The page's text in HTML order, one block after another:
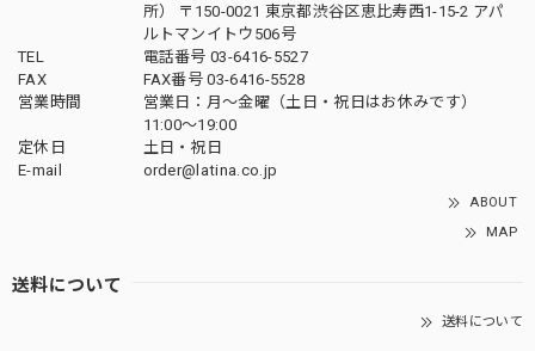
所） 〒150-0021 東京都渋谷区恵比寿西1-15-2 アパ
ルトマンイトウ506号
TEL
電話番号 03-6416-5527
FAX
FAX番号 03-6416-5528
営業時間
営業日：月〜金曜（土日・祝日はお休みです）
11:00〜19:00
定休日
土日・祝日
E-mail
order@latina.co.jp
ABOUT
MAP
送料について
送料について